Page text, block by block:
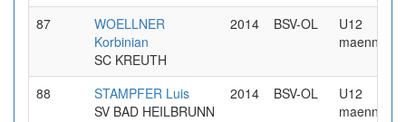
87
WOELLNER
Korbinian
SC KREUTH
2014 BSV-OL
U12
maennlich
88
STAMPFER Luis
SV BAD HEILBRUNN
2014 BSV-OL
U12
maennlich